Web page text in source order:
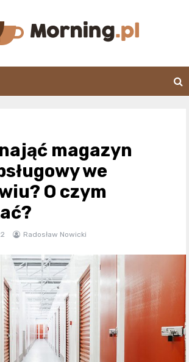
magazyn
we
O czym
Radosław Nowicki